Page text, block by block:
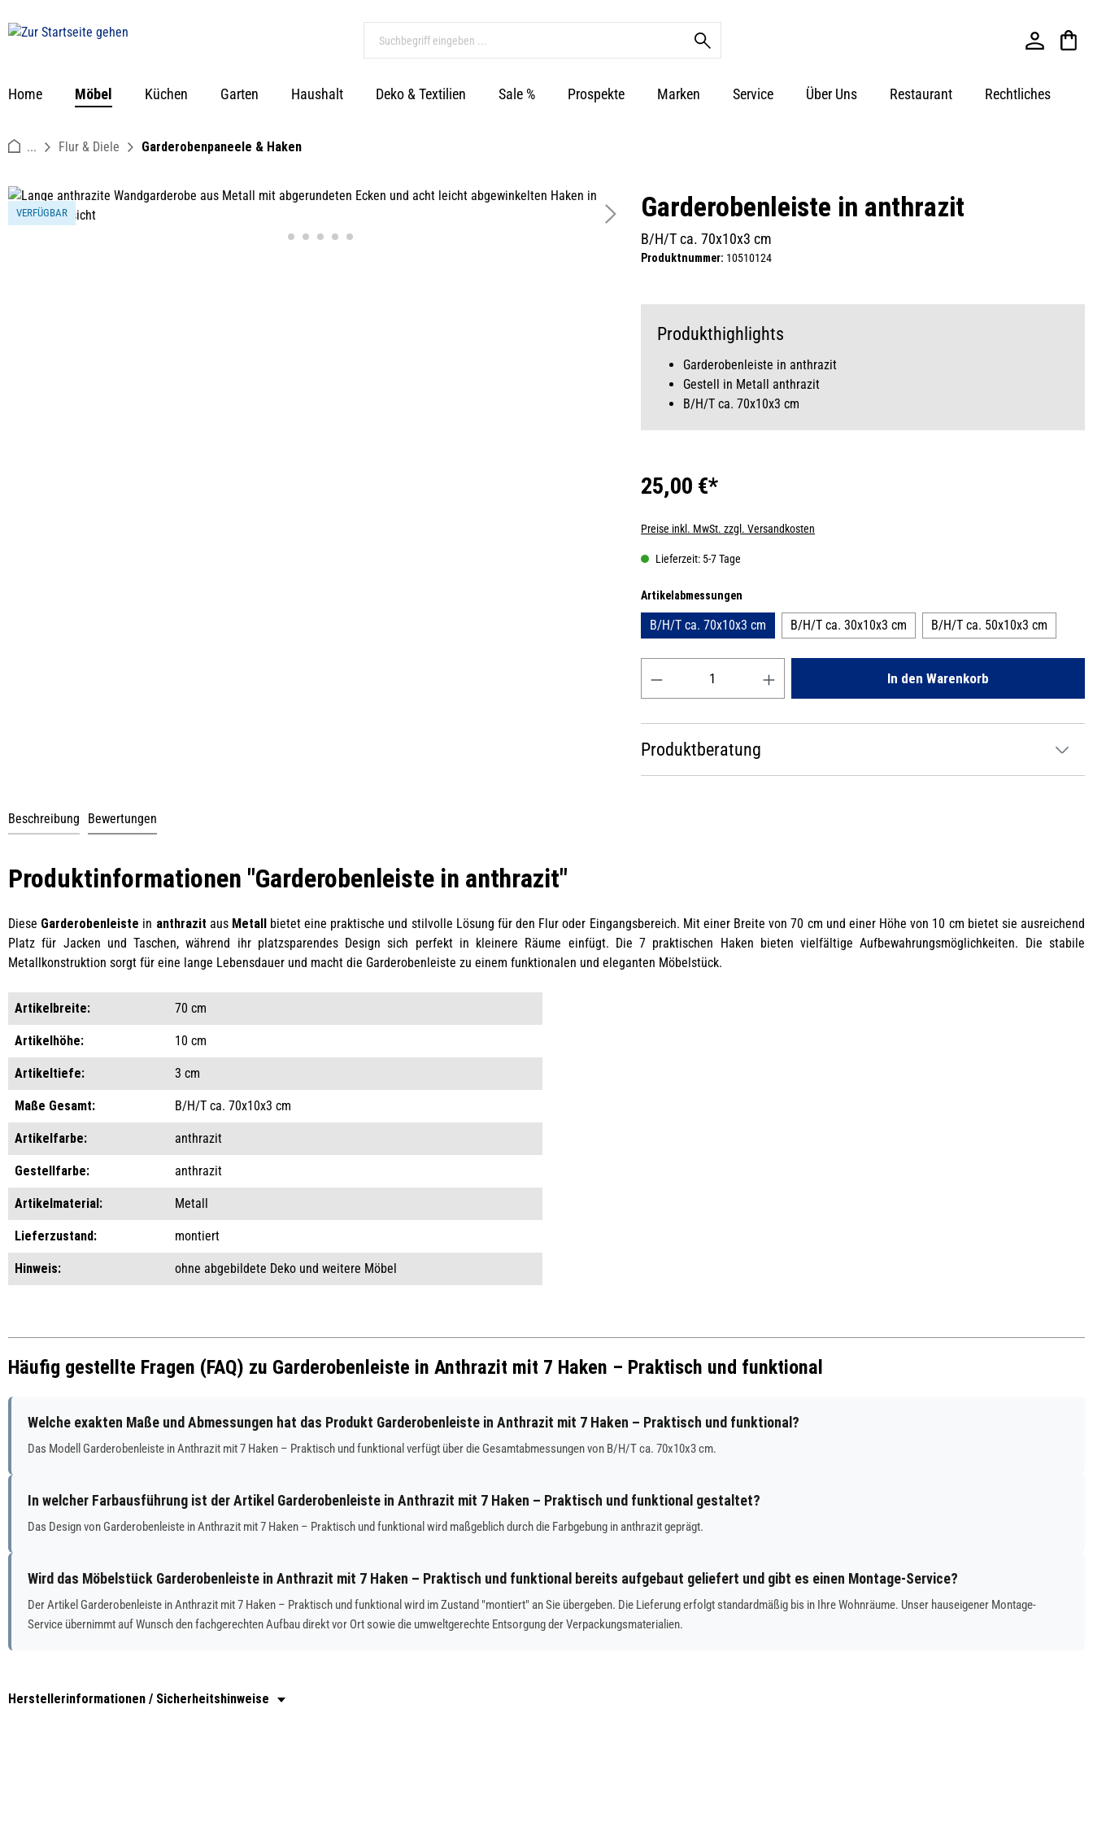
Home Möbel Küchen Garten Haushalt Deko & Textilien Sale % Prospekte Marken Service Über Uns Restaurant Rechtliches
... Flur & Diele Garderobenpaneele & Haken
Bildergalerie überspringen
VERFÜGBAR Garderobenleiste in anthrazit
B/H/T ca. 70x10x3 cm
Produktnummer: 10510124
Produkthighlights
Garderobenleiste in anthrazit
Gestell in Metall anthrazit
B/H/T ca. 70x10x3 cm
25,00 €*
Preise inkl. MwSt. zzgl. Versandkosten
Lieferzeit: 5-7 Tage
Artikelabmessungen
B/H/T ca. 70x10x3 cm B/H/T ca. 30x10x3 cm B/H/T ca. 50x10x3 cm
In den Warenkorb
Produktberatung
Beschreibung Bewertungen
Produktinformationen "Garderobenleiste in anthrazit"
Diese Garderobenleiste in anthrazit aus Metallbietet eine praktische und stilvolle Lösung für den Flur oder Eingangsbereich. Mit einer Breite von 70 cm und einer Höhe von 10 cm bietet sie ausreichend
Platz für Jacken und Taschen, während ihr platzsparendes Design sich perfekt in kleinere Räume einfügt. Die 7 praktischen Haken bieten vielfältige Aufbewahrungsmöglichkeiten. Die stabile
Metallkonstruktion sorgt für eine lange Lebensdauer und macht die Garderobenleiste zu einem funktionalen und eleganten Möbelstück.
Artikelbreite: 70 cm
Artikelhöhe: 10 cm
Artikeltiefe: 3 cm
Maße Gesamt: B/H/T ca. 70x10x3 cm
Artikelfarbe: anthrazit
Gestellfarbe: anthrazit
Artikelmaterial: Metall
Lieferzustand: montiert
Hinweis: ohne abgebildete Deko und weitere Möbel
Häufig gestellte Fragen (FAQ) zu Garderobenleiste in Anthrazit mit 7 Haken – Praktisch und funktional
Welche exakten Maße und Abmessungen hat das Produkt Garderobenleiste in Anthrazit mit 7 Haken – Praktisch und funktional?
Das Modell Garderobenleiste in Anthrazit mit 7 Haken – Praktisch und funktional verfügt über die Gesamtabmessungen von B/H/T ca. 70x10x3 cm.
In welcher Farbausführung ist der Artikel Garderobenleiste in Anthrazit mit 7 Haken – Praktisch und funktional gestaltet?
Das Design von Garderobenleiste in Anthrazit mit 7 Haken – Praktisch und funktional wird maßgeblich durch die Farbgebung in anthrazit geprägt.
Wird das Möbelstück Garderobenleiste in Anthrazit mit 7 Haken – Praktisch und funktional bereits aufgebaut geliefert und gibt es einen Montage-Service?
Der Artikel Garderobenleiste in Anthrazit mit 7 Haken – Praktisch und funktional wird im Zustand "montiert" an Sie übergeben. Die Lieferung erfolgt standardmäßig bis in Ihre Wohnräume. Unser hauseigener Montage-
Service übernimmt auf Wunsch den fachgerechten Aufbau direkt vor Ort sowie die umweltgerechte Entsorgung der Verpackungsmaterialien.
Herstellerinformationen / Sicherheitshinweise